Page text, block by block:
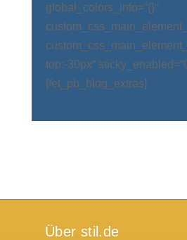
global_colors_info=“{}“
top:-30px“
[/et_pb_blog_extras]
Über stil.de